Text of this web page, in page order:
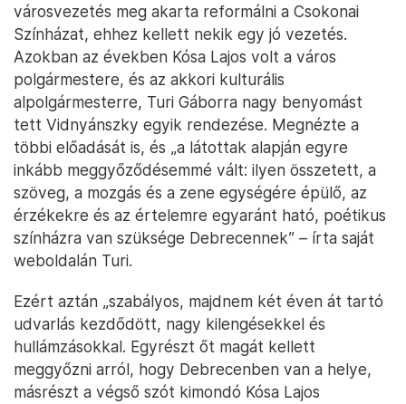
városvezetés meg akarta reformálni a Csokonai
Színházat, ehhez kellett nekik egy jó vezetés.
Azokban az években Kósa Lajos volt a város
polgármestere, és az akkori kulturális
alpolgármesterre, Turi Gáborra nagy benyomást
tett Vidnyánszky egyik rendezése. Megnézte a
többi előadását is, és „a látottak alapján egyre
inkább meggyőződésemmé vált: ilyen összetett, a
szöveg, a mozgás és a zene egységére épülő, az
érzékekre és az értelemre egyaránt ható, poétikus
színházra van szüksége Debrecennek” – írta saját
weboldalán Turi.
Ezért aztán „szabályos, majdnem két éven át tartó
udvarlás kezdődött, nagy kilengésekkel és
hullámzásokkal. Egyrészt őt magát kellett
meggyőzni arról, hogy Debrecenben van a helye,
másrészt a végső szót kimondó Kósa Lajos